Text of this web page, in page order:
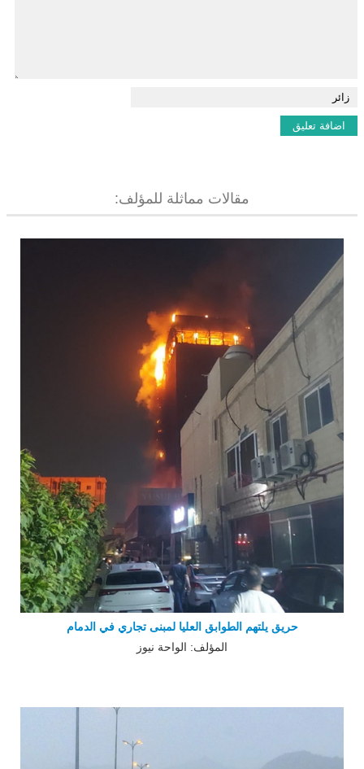
مقالات مماثلة للمؤلف:
حريق يلتهم الطوابق العليا لمبنى تجاري في الدمام
المؤلف: الواحة نيوز